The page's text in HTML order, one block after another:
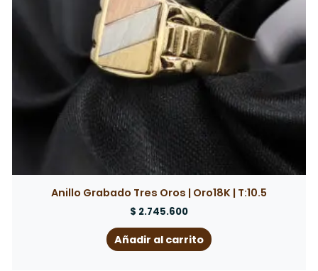
Anillo Grabado Tres Oros | Oro18K | T:10.5
$ 2.745.600
Añadir al carrito